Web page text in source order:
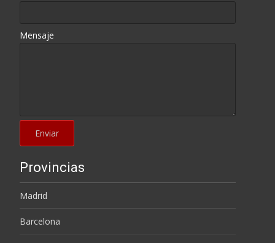
Mensaje
Provincias
Madrid
Barcelona